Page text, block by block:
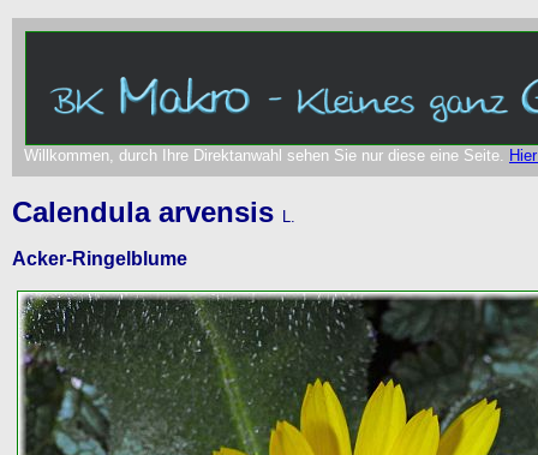
Willkommen, durch Ihre Direktanwahl sehen Sie nur diese eine Seite.
Calendula arvensis L.
Acker-Ringelblume